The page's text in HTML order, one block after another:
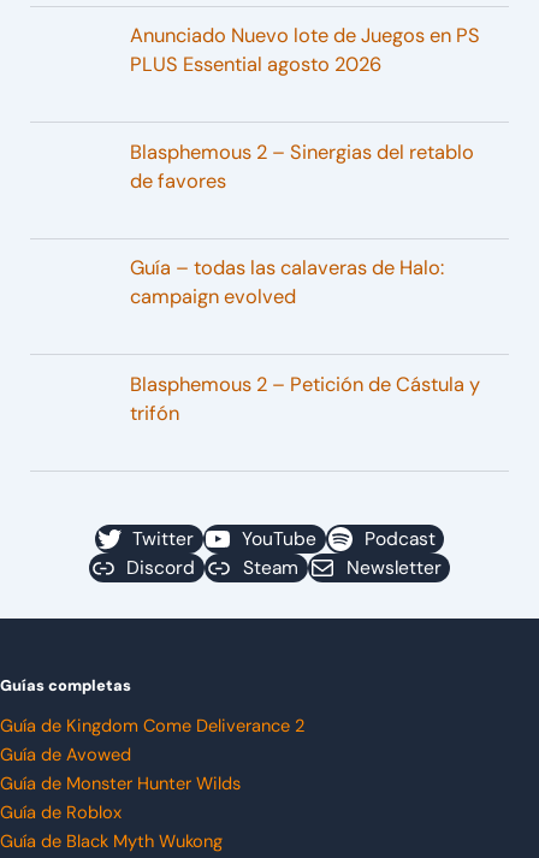
Anunciado Nuevo lote de Juegos en PS
PLUS Essential agosto 2026
Blasphemous 2 – Sinergias del retablo
de favores
Guía – todas las calaveras de Halo:
campaign evolved
Blasphemous 2 – Petición de Cástula y
trifón
Twitter YouTube
Podcast
Discord
Steam Newsletter
Guías completas
Guía de Kingdom Come Deliverance 2
Guía de Avowed
Guía de Monster Hunter Wilds
Guía de Roblox
Guía de Black Myth Wukong